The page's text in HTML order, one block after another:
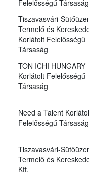
Felelősségű Társaság
Tiszavasvári-
Termelő és
Korlátolt Felelősségű
Társaság
TON ICHI HUNGARY
Korlátolt Felelősségű
Társaság
Need a Talent
Felelősségű Társaság
Tiszavasvári-
Termelő és
Kft.